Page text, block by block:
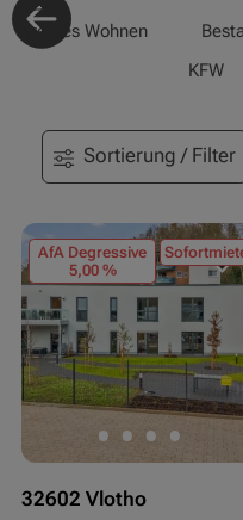
Wohnen
KFW
Sortierung / Filter
AfA Degressive
5,00 %
32602 Vlotho